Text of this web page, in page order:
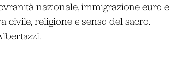
nazionale, immigrazione euro e
civile, religione e senso del sacro.